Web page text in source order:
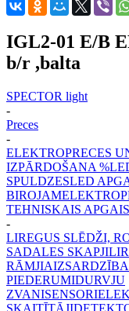
IGL2-01 E/B
b/r ,balta
SPECTOR light
-
Preces
-
ELEKTROPRECES
IZPĀRDOŠANA %
SPULDZESLED
BIROJAM
TEHNISKAIS
-
LIREGUS SLĒDŽI,
SADALES SKAPJI
RĀMJI
PIEDERUMIDURVJU
ZVANISENSORI
SKAITĪTĀJI